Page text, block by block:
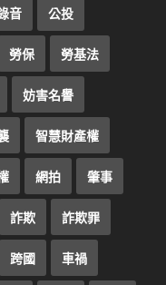
音 公投
勞保 勞基法
妨害名譽
智慧財產權
網拍 肇事
詐欺 詐欺罪
跨國 車禍